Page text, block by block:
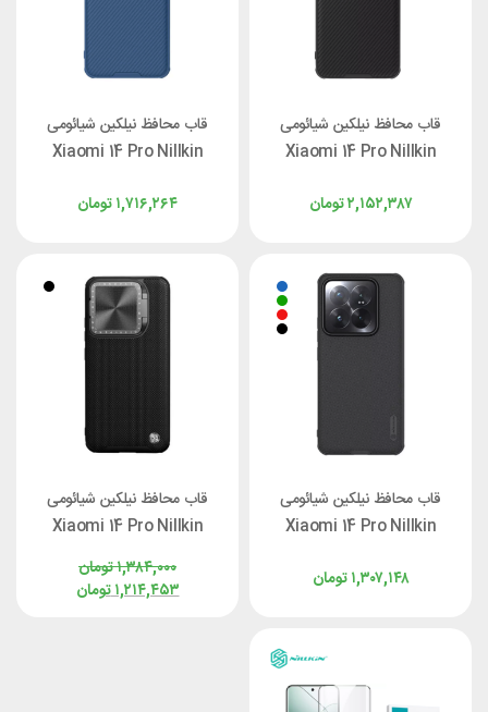
قاب محافظ نیلکین شیائومی
Xiaomi 14 Pro Nillkin
تومان۲,۱۵۲,۳۸۷
قاب محافظ نیلکین شیائومی
Xiaomi 14 Pro Nillkin
تومان۱,۷۱۶,۲۶۴
قاب محافظ نیلکین شیائومی
Xiaomi 14 Pro Nillkin
تومان۱,۳۰۷,۱۴۸
قاب محافظ نیلکین شیائومی
Xiaomi 14 Pro Nillkin
Textured Prop Cover
تومان۱,۳۸۴,۰۰۰
تومان۱,۲۱۴,۴۵۳